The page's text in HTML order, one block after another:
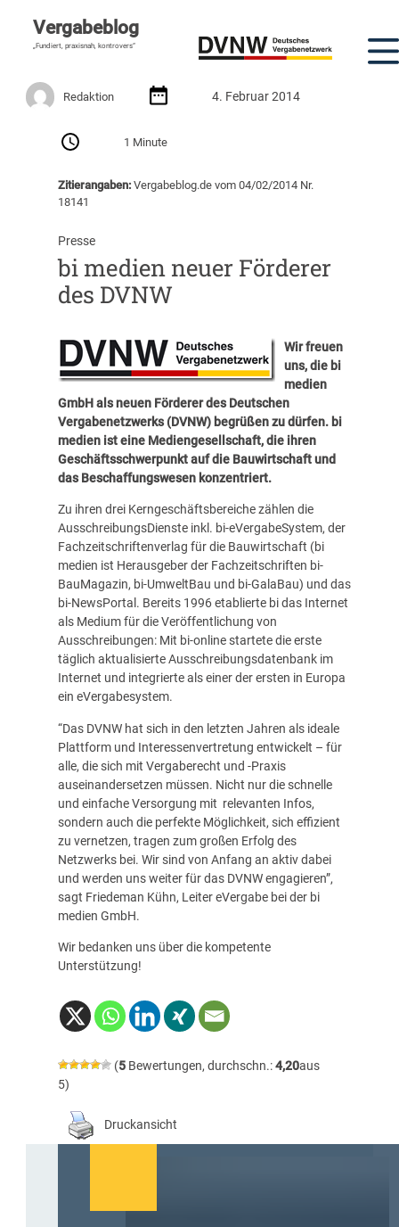
Vergabeblog
„Fundiert, praxisnah, kontrovers“
Redaktion 4. Februar 2014
1 Minute
Zitierangaben:Vergabeblog.de vom 04/02/2014 Nr.
18141
Presse
bi medien neuer Förderer
des DVNW
Wir freuen
uns, die bi
medien
GmbH als neuen Förderer des Deutschen
Vergabenetzwerks (DVNW) begrüßen zu dürfen. bi
medien ist eine Mediengesellschaft, die ihren
Geschäftsschwerpunkt auf die Bauwirtschaft und
das Beschaffungswesen konzentriert.
Zu ihren drei Kerngeschäftsbereiche zählen die
AusschreibungsDienste inkl. bi-eVergabeSystem, der
Fachzeitschriftenverlag für die Bauwirtschaft (bi
medien ist Herausgeber der Fachzeitschriften bi-
BauMagazin, bi-UmweltBau und bi-GalaBau) und das
bi-NewsPortal. Bereits 1996 etablierte bi das Internet
als Medium für die Veröffentlichung von
Ausschreibungen: Mit bi-online startete die erste
täglich aktualisierte Ausschreibungsdatenbank im
Internet und integrierte als einer der ersten in Europa
ein eVergabesystem.
“Das DVNW hat sich in den letzten Jahren als ideale
Plattform und Interessenvertretung entwickelt – für
alle, die sich mit Vergaberecht und -Praxis
auseinandersetzen müssen. Nicht nur die schnelle
und einfache Versorgung mit relevanten Infos,
sondern auch die perfekte Möglichkeit, sich effizient
zu vernetzen, tragen zum großen Erfolg des
Netzwerks bei. Wir sind von Anfang an aktiv dabei
und werden uns weiter für das DVNW engagieren”,
sagt Friedeman Kühn, Leiter eVergabe bei der bi
medien GmbH.
Wir bedanken uns über die kompetente
Unterstützung!
(5Bewertungen, durchschn.:4,20aus
5)
Druckansicht